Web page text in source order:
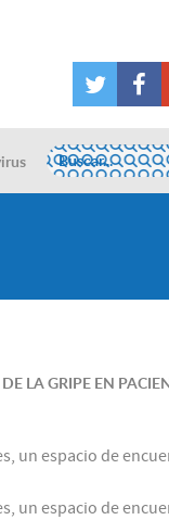
LA GRIPE EN
un espacio de
un espacio de